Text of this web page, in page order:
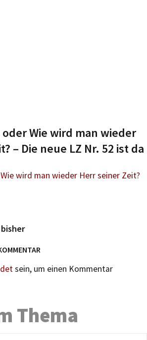
Wie wird man wieder
– Die neue LZ Nr. 52 ist da
wird man wieder Herr seiner Zeit?
sein, um einen Kommentar
Thema